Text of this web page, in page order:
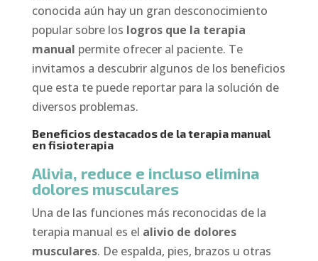
conocida aún hay un gran desconocimiento
popular sobre los logros que la terapia
manual permite ofrecer al paciente. Te
invitamos a descubrir algunos de los beneficios
que esta te puede reportar para la solución de
diversos problemas.
Beneficios destacados de la terapia manual
en fisioterapia
Alivia, reduce e incluso elimina
dolores musculares
Una de las funciones más reconocidas de la
terapia manual es el alivio de dolores
musculares. De espalda, pies, brazos u otras